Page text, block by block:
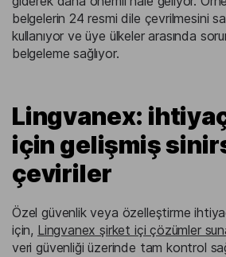
belgelerin 24 resmi dile çevrilmesini
kullanıyor ve üye ülkeler arasında
belgeleme sağlıyor.
Lingvanex:
için gelişmiş
çeviriler
Özel güvenlik veya özelleştirme
için, Lingvanex şirket içi çözümler
veri güvenliği üzerinde tam kontrol